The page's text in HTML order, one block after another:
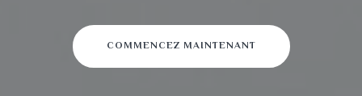
COMMENCEZ MAINTENANT